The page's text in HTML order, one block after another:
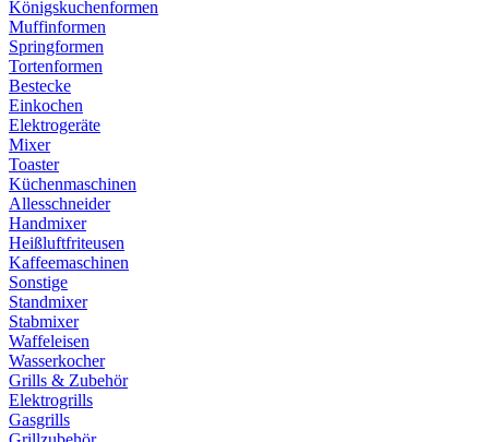
Königskuchenformen
Muffinformen
Springformen
Tortenformen
Bestecke
Einkochen
Elektrogeräte
Mixer
Toaster
Küchenmaschinen
Allesschneider
Handmixer
Heißluftfriteusen
Kaffeemaschinen
Sonstige
Standmixer
Stabmixer
Waffeleisen
Wasserkocher
Grills & Zubehör
Elektrogrills
Gasgrills